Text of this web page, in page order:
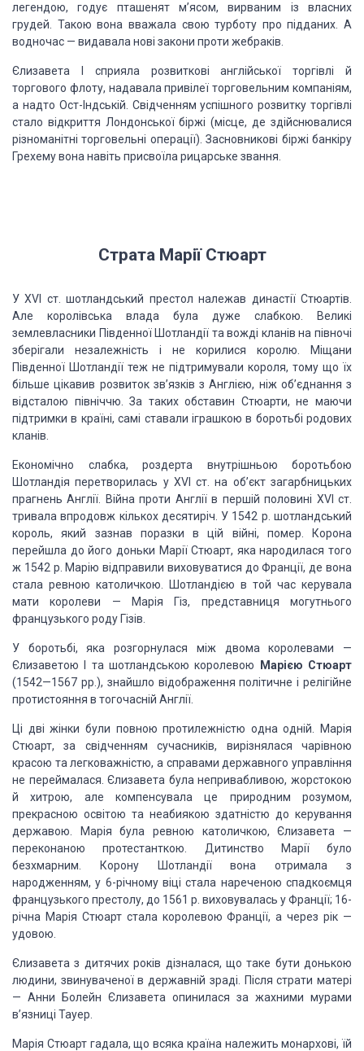
легендою, годує пташенят м’ясом, вирваним із власних
грудей. Такою вона вважала свою турботу про підданих. А
водночас — видавала нові закони проти жебраків.
Єлизавета
сприяла розвиткові англійської торгівлі й
торгового флоту, надавала привілеї торговельним компаніям,
а надто Ост-Індській. Свідченням успішного розвитку торгівлі
стало відкриття Лондонської біржі (місце, де здійснювалися
різноманітні торговельні операції). Засновникові біржі банкіру
Грехему вона навіть присвоїла рицарське звання.
Страта Марії Стюарт
У XVI ст. шотландський престол належав династії Стюартів.
Але королівська влада була дуже слабкою. Великі
землевласники Південної Шотландії та вожді кланів на півночі
зберігали незалежність і не корилися королю. Міщани
Південної Шотландії теж не підтримували короля, тому що їх
більше цікавив розвиток зв’язків з Англією, ніж об’єднання з
відсталою північчю. За таких обставин Стюарти, не маючи
підтримки в країні, самі ставали іграшкою в боротьбі родових
кланів.
Економічно слабка, роздерта внутрішньою боротьбою
Шотландія перетворилась у XVI ст. на об’єкт загарбницьких
прагнень Англії. Війна проти Англії в першій половині XVI ст.
тривала впродовж кількох десятиріч. У 1542 р. шотландський
король, який зазнав поразки в цій війні, помер. Корона
перейшла до його доньки Марії Стюарт, яка народилася того
ж 1542 р. Марію відправили виховуватися до Франції, де вона
стала ревною католичкою. Шотландією в той час керувала
мати королеви — Марія Гіз, представниця могутнього
французького роду Гізів.
У боротьбі, яка розгорнулася між двома королевами —
Єлизаветою I та шотландською королевою
Марією Стюарт
(1542—1567 рр.), знайшло відображення політичне і релігійне
протистояння в тогочасній Англії.
Ці дві жінки були повною протилежністю одна одній. Марія
Стюарт, за свідченням сучасників, вирізнялася чарівною
красою та легковажністю, а справами державного управління
не переймалася. Єлизавета була непривабливою, жорстокою
й хитрою, але компенсувала це природним розумом,
прекрасною освітою та неабиякою здатністю до керування
державою. Марія була ревною католичкою, Єлизавета —
переконаною протестанткою. Дитинство Марії було
безхмарним. Корону Шотландії вона отримала з
народженням, у 6-річному віці стала нареченою спадкоємця
французького престолу, до 1561 р. виховувалась у Франції; 16-
річна Марія Стюарт стала королевою Франції, а через рік —
удовою.
Єлизавета з дитячих років дізналася, що таке бути донькою
людини, звинуваченої в державній зраді. Після страти матері
— Анни Болейн Єлизавета опинилася за жахними мурами
в’язниці Тауер.
Марія Стюарт гадала, що всяка країна належить монархові, їй